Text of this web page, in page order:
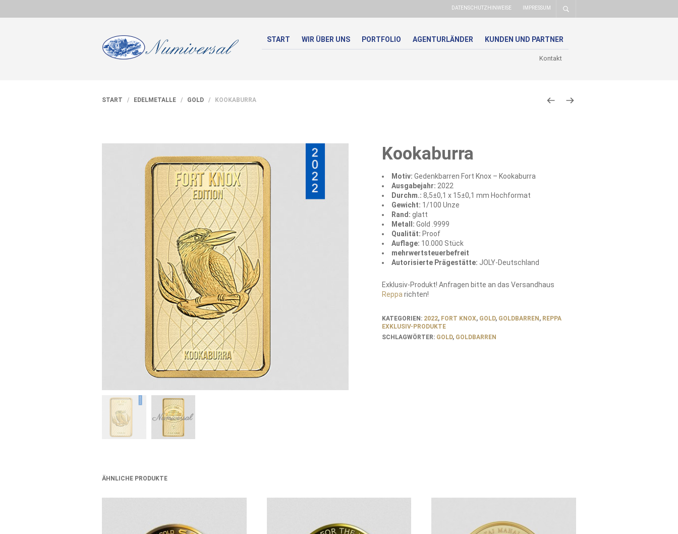
DATENSCHUTZHINWEISE IMPRESSUM
START WIR ÜBER UNS PORTFOLIO AGENTURLÄNDER KUNDEN UND PARTNER
Kontakt
START / EDELMETALLE / GOLD / KOOKABURRA
Kookaburra
Motiv: Gedenkbarren Fort Knox – Kookaburra
Ausgabejahr: 2022
Durchm.: 8,5±0,1 x 15±0,1 mm Hochformat
Gewicht: 1/100 Unze
Rand: glatt
Metall: Gold .9999
Qualität: Proof
Auflage: 10.000 Stück
mehrwertsteuerbefreit
Autorisierte Prägestätte: JOLY-Deutschland
Exklusiv-Produkt! Anfragen bitte an das Versandhaus
Reppa richten!
KATEGORIEN: 2022, FORT KNOX, GOLD, GOLDBARREN , REPPA
EXKLUSIV-PRODUKTE
SCHLAGWÖRTER: GOLD, GOLDBARREN
ÄHNLICHE PRODUKTE